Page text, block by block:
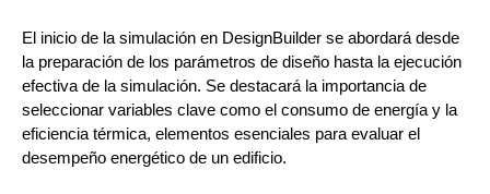
El inicio de la simulación en DesignBuilder se abordará desde
la preparación de los parámetros de diseño hasta la ejecución
efectiva de la simulación. Se destacará la importancia de
seleccionar variables clave como el consumo de energía y la
eficiencia térmica, elementos esenciales para evaluar el
desempeño energético de un edificio.